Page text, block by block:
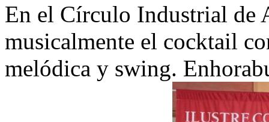
En el Círculo Industrial de
musicalmente el cocktail
melódica y swing.